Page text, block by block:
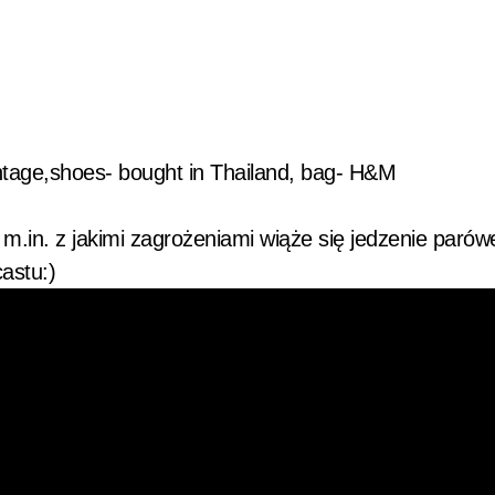
bought in Thailand, bag- H&M
z jakimi zagrożeniami wiąże się jedzenie